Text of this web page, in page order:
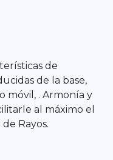
de
de la base,
móvil, . Armonía y
al máximo el
Rayos.